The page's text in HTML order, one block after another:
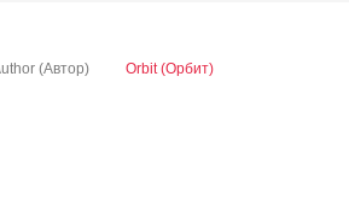
(Автор) Orbit (Орбит)